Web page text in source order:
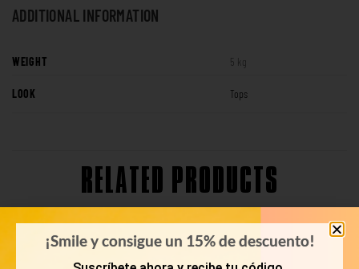
ADDITIONAL INFORMATION
WEIGHT 5 kg
LOOK Tops
RELATED PRODUCTS
¡Smile y consigue un 15% de descuento!